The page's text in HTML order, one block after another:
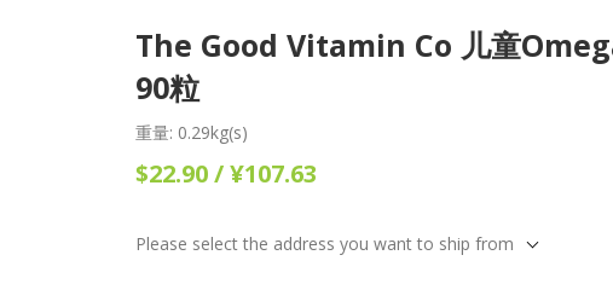
The Good Vitamin Co 儿童
90粒
重量: 0.29kg(s)
$22.90 / ¥107.63
Please select the address you want to ship from